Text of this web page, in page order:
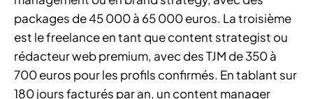
packages de 45 000 à 65 000 euros. La troisième
est le freelance en tant que content strategist ou
rédacteur web premium, avec des TJM de 350 à
700 euros pour les profils confirmés. En tablant sur
180 jours facturés par an, un content manager